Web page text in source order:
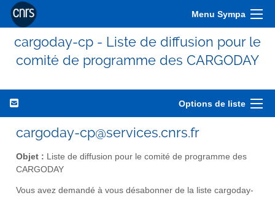
Menu Sympa
cargoday-cp - Liste de diffusion pour le
comité de programme des CARGODAY
Options de liste
cargoday-cp@services.cnrs.fr
Objet : Liste de diffusion pour le comité de programme des
CARGODAY
Vous avez demandé à vous désabonner de la liste cargoday-